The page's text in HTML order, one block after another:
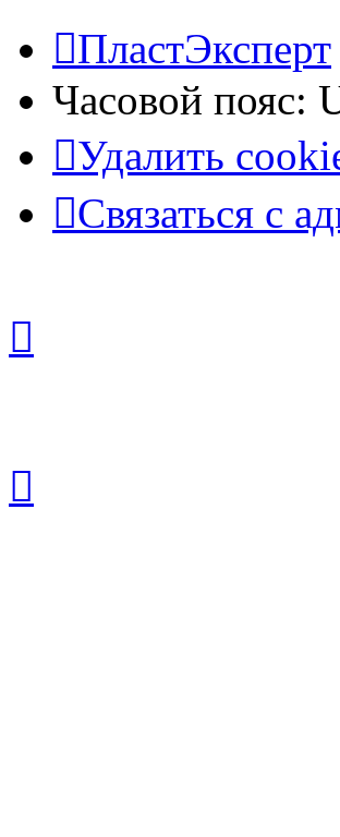
ПластЭксперт
Часовой пояс:
Удалить
Связаться с